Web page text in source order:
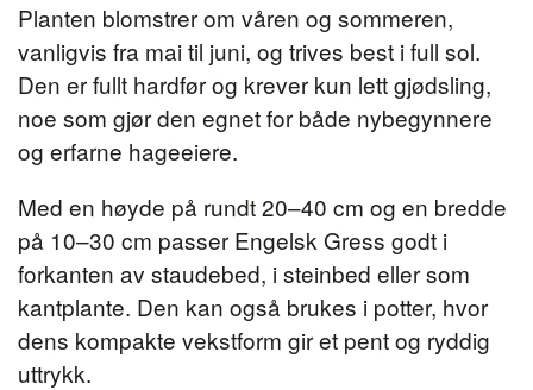
Planten blomstrer om våren og sommeren,
vanligvis fra mai til juni, og trives best i full sol.
Den er fullt hardfør og krever kun lett gjødsling,
noe som gjør den egnet for både nybegynnere
og erfarne hageeiere.
Med en høyde på rundt 20–40 cm og en bredde
på 10–30 cm passer Engelsk Gress godt i
forkanten av staudebed, i steinbed eller som
kantplante. Den kan også brukes i potter, hvor
dens kompakte vekstform gir et pent og ryddig
uttrykk.